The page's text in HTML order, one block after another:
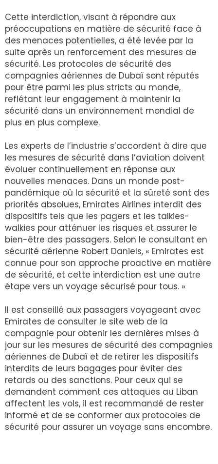
Cette interdiction, visant à répondre aux
préoccupations en matière de sécurité face à
des menaces potentielles, a été levée par la
suite après un renforcement des mesures de
sécurité. Les protocoles de sécurité des
compagnies aériennes de Dubaï sont réputés
pour être parmi les plus stricts au monde,
reflétant leur engagement à maintenir la
sécurité dans un environnement mondial de
plus en plus complexe.
Les experts de l’industrie s’accordent à dire que
les mesures de sécurité dans l’aviation doivent
évoluer continuellement en réponse aux
nouvelles menaces. Dans un monde post-
pandémique où la sécurité et la sûreté sont des
priorités absolues, Emirates Airlines interdit des
dispositifs tels que les pagers et les talkies-
walkies pour atténuer les risques et assurer le
bien-être des passagers. Selon le consultant en
sécurité aérienne Robert Daniels, « Emirates est
connue pour son approche proactive en matière
de sécurité, et cette interdiction est une autre
étape vers un voyage sécurisé pour tous. »
Il est conseillé aux passagers voyageant avec
Emirates de consulter le site web de la
compagnie pour obtenir les dernières mises à
jour sur les mesures de sécurité des compagnies
aériennes de Dubaï et de retirer les dispositifs
interdits de leurs bagages pour éviter des
retards ou des sanctions. Pour ceux qui se
demandent comment ces attaques au Liban
affectent les vols, il est recommandé de rester
informé et de se conformer aux protocoles de
sécurité pour assurer un voyage sans encombre.